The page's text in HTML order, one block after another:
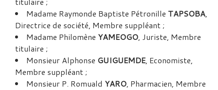
Madame Raymonde Baptiste Pétronille TAPSOBA,
Directrice de société, Membre suppléant ;
Madame Philomène YAMEOGO, Juriste, Membre
titulaire ;
Monsieur Alphonse GUIGUEMDE, Economiste,
Membre suppléant ;
Monsieur P. Romuald YARO, Pharmacien, Membre